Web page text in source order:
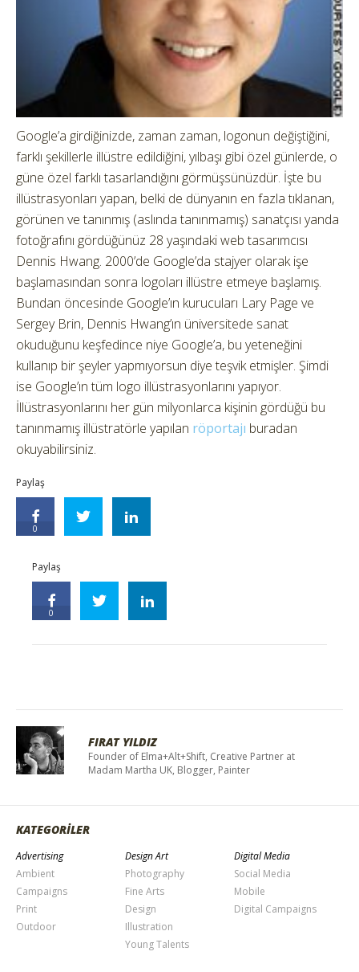
Google’a girdiğinizde, zaman zaman, logonun değiştiğini,
farklı şekillerle illüstre edildiğini, yılbaşı gibi özel günlerde, o
güne özel farklı tasarlandığını görmüşsünüzdür. İşte bu
illüstrasyonları yapan, belki de dünyanın en fazla tıklanan,
görünen ve tanınmış (aslında tanınmamış) sanatçısı yanda
fotoğrafını gördüğünüz 28 yaşındaki web tasarımcısı
Dennis Hwang. 2000’de Google’da stajyer olarak işe
başlamasından sonra logoları illüstre etmeye başlamış.
Bundan öncesinde Google’ın kurucuları Lary Page ve
Sergey Brin, Dennis Hwang’ın üniversitede sanat
okuduğunu keşfedince niye Google’a, bu yeteneğini
kullanıp bir şeyler yapmıyorsun diye teşvik etmişler. Şimdi
ise Google’ın tüm logo illüstrasyonlarını yapıyor.
İllüstrasyonlarını her gün milyonlarca kişinin gördüğü bu
tanınmamış illüstratörle yapılan röportajı buradan
okuyabilirsiniz.
Paylaş
0
Paylaş
0
FIRAT YILDIZ
Founder of Elma+Alt+Shift, Creative Partner at
Madam Martha UK, Blogger, Painter
KATEGORİLER
Advertising
Ambient
Campaigns
Print
Outdoor
Design Art
Photography
Fine Arts
Design
Illustration
Young Talents
Digital Media
Social Media
Mobile
Digital Campaigns